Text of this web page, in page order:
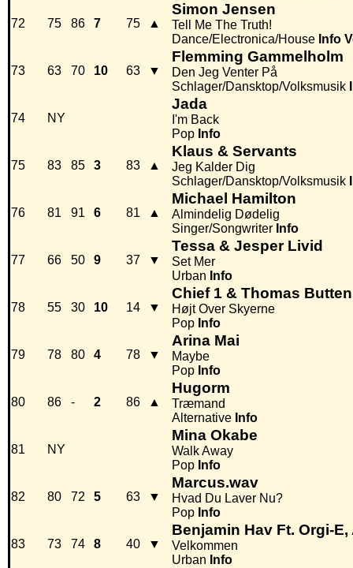
72 75 86 7 75 ▲
Simon Jensen
Tell Me The Truth!
Dance/Electronica/House Info
73 63 70 10 63 ▼
Flemming Gammelholm
Den Jeg Venter På
Schlager/Dansktop/Volksmusik
74 NY
Jada
I'm Back
Pop Info
75 83 85 3 83 ▲
Klaus & Servants
Jeg Kalder Dig
Schlager/Dansktop/Volksmusik
76 81 91 6 81 ▲
Michael Hamilton
Almindelig Dødelig
Singer/Songwriter Info
77 66 50 9 37 ▼
Tessa & Jesper Livid
Set Mer
Urban Info
78 55 30 10 14 ▼
Chief 1 & Thomas
Højt Over Skyerne
Pop Info
79 78 80 4 78 ▼
Arina Mai
Maybe
Pop Info
80 86 - 2 86 ▲
Hugorm
Træmand
Alternative Info
81 NY
Mina Okabe
Walk Away
Pop Info
82 80 72 5 63 ▼
Marcus.wav
Hvad Du Laver Nu?
Pop Info
83 73 74 8 40 ▼
Benjamin Hav Ft. Orgi-
Velkommen
Urban Info